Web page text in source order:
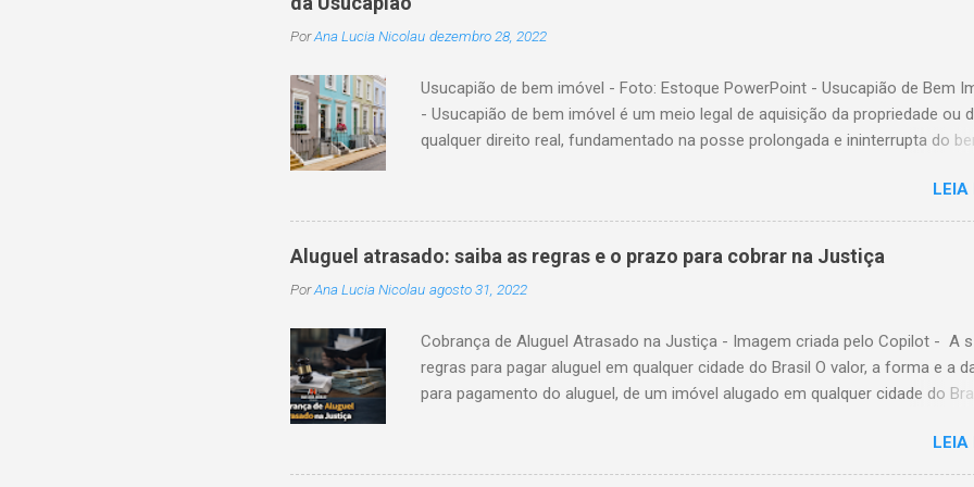
adotado era o da comunhão universal de bens. 2) Se o regime adotado era o
parcial, se o falecido não deixou bens particulares. Portanto, na existência de
descendentes ou de ascend...
PorAna Lucia Nicolau dezembro 28, 2022
Usucapião de bem imóvel - Foto: Estoque PowerPoint - Usucapião de Bem
- Usucapião de bem imóvel é um meio legal de aquisição da propriedade ou
qualquer direito real, fundamentado na posse prolongada e ininterrupta do
administrativo perante o Oficial de Registro de Imóveis. Requisito Essencial
que a usucapião seja reconhecida, é indispensável que a posse do imóvel
contínua, ou seja, sem interrupções por um período determinado. Além disso,
necessário o cumprimento das condições estabelecidas na legislação vigente.
Com a comprovação desses requisitos, torna-se possível formalizar a
propriedade. O Código Civil disciplina essa forma de aquisição nos artigos
1.244, estabelecendo as normas e condições aplicáveis a cada modalidade
usucapião. Usucapião Pela Via Extrajudicial Usucapião ex...
LEIA
Aluguel atrasado: saiba as regras e o prazo para cobrar na Justiça
PorAna Lucia Nicolau agosto 31, 2022
Cobrança de Aluguel Atrasado na Justiça - Imagem criada pelo Copilot - A s
regras para pagar aluguel em qualquer cidade do Brasil O valor, a forma e a
para pagamento do aluguel, de um imóvel alugado em qualquer cidade do
legal que estabelece as bases da relação locatícia. Essa lei define, de
clara, os direitos e deveres tanto do locador quanto do locatário, conferindo
LEIA